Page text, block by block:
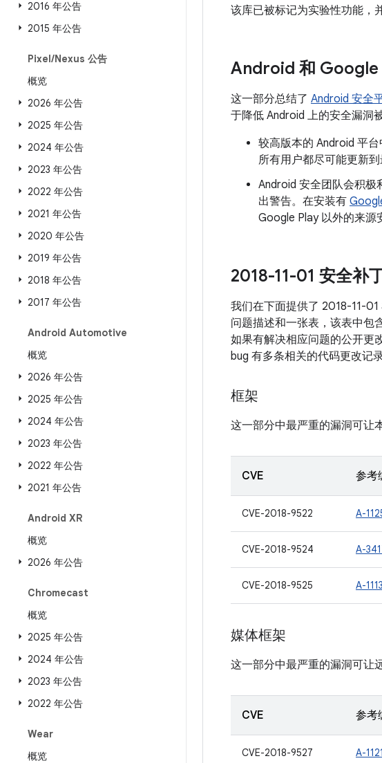
2016 年公告
2015 年公告
Pixel/Nexus 公告
概览
2026 年公告
2025 年公告
2024 年公告
2023 年公告
2022 年公告
2021 年公告
2020 年公告
2019 年公告
2018 年公告
2017 年公告
Android Automotive
概览
2026 年公告
2025 年公告
2024 年公告
2023 年公告
2022 年公告
2021 年公告
Android XR
概览
2026 年公告
Chromecast
概览
2025 年公告
2024 年公告
2023 年公告
2022 年公告
Wear
概览
该库已被标记为实验性功能，
Android 和 Google
这一部分总结了 Android 安全
于降低 Android 上的安全漏洞
较高版本的 Android 平
所有用户都尽可能更新到
Android 安全团队会积极
出警告。在安装有
Google Play 以外的来源
2018-11-01 安全补
我们在下面提供了 2018-11-
问题描述和一张表，该表中包
如果有解决相应问题的公开更
bug 有多条相关的代码更改记
框架
这一部分中最严重的漏洞可让
CVE 参考
CVE-2018-9522 A-
CVE-2018-9524 A-
CVE-2018-9525 A-
媒体框架
这一部分中最严重的漏洞可让
CVE 参考
CVE-2018-9527 A-